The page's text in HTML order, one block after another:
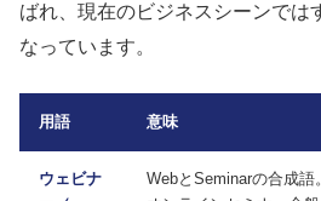
ばれ、現在のビジネスシーンでは
なっています。
用語 意味
ウェビナ
WebとSeminarの合成